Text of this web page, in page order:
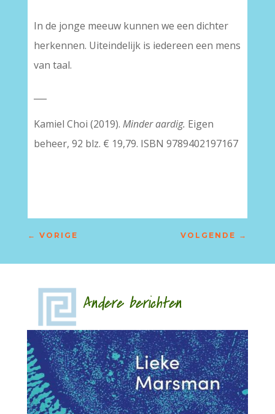
In de jonge meeuw kunnen we een dichter
herkennen. Uiteindelijk is iedereen een mens
van taal.
Kamiel Choi (2019). Minder aardig. Eigen
beheer, 92 blz. € 19,79. ISBN 9789402197167
← VORIGE VOLGENDE →
Andere berichten